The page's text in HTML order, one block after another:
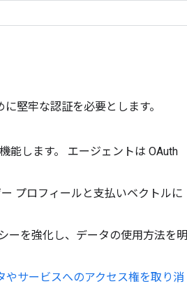
堅牢な認証を必要とします。
能します。 エージェントは OAuth
プロフィールと支払いベクトルに
ーを強化し、データの使用方法を明
やサービスへのアクセス権を取り消